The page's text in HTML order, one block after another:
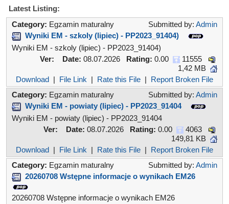
Latest Listing:
Category: Egzamin maturalny Submitted by: Admin
Wyniki EM - szkoly (lipiec) - PP2023_91404)
Wyniki EM - szkoly (lipiec) - PP2023_91404)
Ver:
Date: 08.07.2026 Rating: 0.00
11555
1,42 MB
Download | File Link | Rate this File | Report Broken File
Category: Egzamin maturalny Submitted by: Admin
Wyniki EM - powiaty (lipiec) - PP2023_91404
Wyniki EM - powiaty (lipiec) - PP2023_91404
Ver:
Date: 08.07.2026 Rating: 0.00
4063
149,81 KB
Download | File Link | Rate this File | Report Broken File
Category: Egzamin maturalny Submitted by: Admin
20260708 Wstępne informacje o wynikach EM26
20260708 Wstępne informacje o wynikach EM26